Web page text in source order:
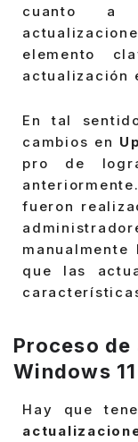
cuanto
elemento
actualización
En tal
cambios en
pro de
fueron
que las
Proceso
Windows 11
Hay que